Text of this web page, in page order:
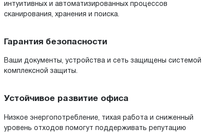
интуитивных и автоматизированных процессов
сканирования, хранения и поиска.
Гарантия безопасности
Ваши документы, устройства и сеть защищены системой
комплексной защиты.
Устойчивое развитие офиса
Низкое энергопотребление, тихая работа и сниженный
уровень отходов помогут поддерживать репутацию